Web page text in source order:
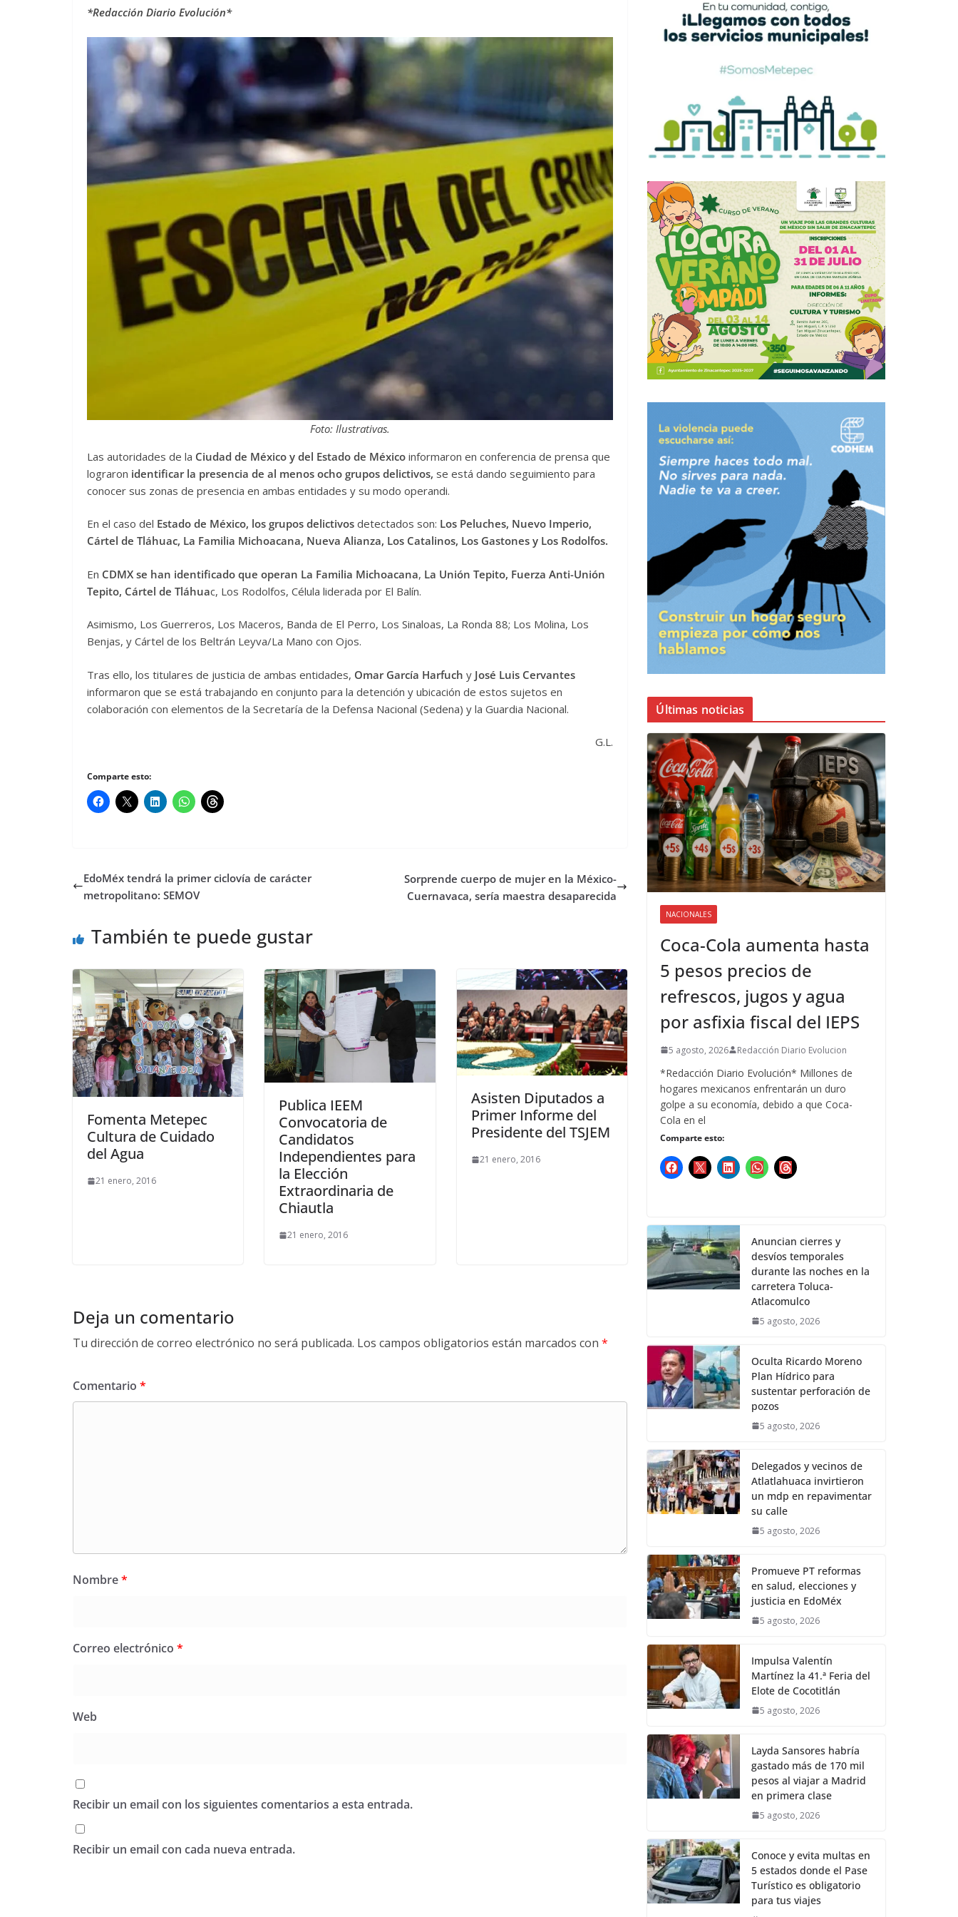
*Redacción Diario Evolución*
Foto: Ilustrativas.
Las autoridades de la Ciudad de México y del Estado de México informaron en conferencia de prensa que
lograron identificar la presencia de al menos ocho grupos delictivos, se está dando seguimiento para
conocer sus zonas de presencia en ambas entidades y su modo operandi.
En el caso del Estado de México, los grupos delictivos detectados son: Los Peluches, Nuevo Imperio,
Cártel de Tláhuac, La Familia Michoacana, Nueva Alianza, Los Catalinos, Los Gastones y Los Rodolfos.
En CDMX se han identificado que operan La Familia Michoacana, La Unión Tepito, Fuerza Anti-Unión
Tepito, Cártel de Tláhuac, Los Rodolfos, Célula liderada por El Balín.
Asimismo, Los Guerreros, Los Maceros, Banda de El Perro, Los Sinaloas, La Ronda 88; Los Molina, Los
Benjas, y Cártel de los Beltrán Leyva/La Mano con Ojos.
Tras ello, los titulares de justicia de ambas entidades, Omar García Harfuch y José Luis Cervantes
informaron que se está trabajando en conjunto para la detención y ubicación de estos sujetos en
colaboración con elementos de la Secretaría de la Defensa Nacional (Sedena) y la Guardia Nacional.
G.L.
Comparte esto:
EdoMéx tendrá la primer ciclovía de carácter
metropolitano: SEMOV
Sorprende cuerpo de mujer en la México-
Cuernavaca, sería maestra desaparecida
También te puede gustar
Fomenta Metepec
Cultura de Cuidado
del Agua
21 enero, 2016
Publica IEEM
Convocatoria de
Candidatos
Independientes para
la Elección
Extraordinaria de
Chiautla
21 enero, 2016
Asisten Diputados a
Primer Informe del
Presidente del TSJEM
21 enero, 2016
Deja un comentario
Tu dirección de correo electrónico no será publicada. Los campos obligatorios están marcados con *
Comentario *
Nombre*
Correo electrónico *
Web
Recibir un email con los siguientes comentarios a esta entrada.
Recibir un email con cada nueva entrada.
Últimas noticias
NACIONALES
Coca-Cola aumenta hasta
5 pesos precios de
refrescos, jugos y agua
por asfixia fiscal del IEPS
5 agosto, 2026 Redacción Diario Evolucion
*Redacción Diario Evolución* Millones de
hogares mexicanos enfrentarán un duro
golpe a su economía, debido a que Coca-
Cola en el
Comparte esto:
Anuncian cierres y
desvíos temporales
durante las noches en la
carretera Toluca-
Atlacomulco
5 agosto, 2026
Oculta Ricardo Moreno
Plan Hídrico para
sustentar perforación de
pozos
5 agosto, 2026
Delegados y vecinos de
Atlatlahuaca invirtieron
un mdp en repavimentar
su calle
5 agosto, 2026
Promueve PT reformas
en salud, elecciones y
justicia en EdoMéx
5 agosto, 2026
Impulsa Valentín
Martínez la 41.ª Feria del
Elote de Cocotitlán
5 agosto, 2026
Layda Sansores habría
gastado más de 170 mil
pesos al viajar a Madrid
en primera clase
5 agosto, 2026
Conoce y evita multas en
5 estados donde el Pase
Turístico es obligatorio
para tus viajes